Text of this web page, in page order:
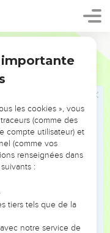
était en fête. En
l’univers.
moqueurs pour
l’écart, parce que tu
? Ma blessure ne peut
un ruisseau tantôt
ne peut pas compter.
Si tu reviens vers moi,
prêt à dire des paroles
de Juda de
vers eux.
un mur de
les cookies », vous
(comme des
compte utilisateur) et
(comme vos
renseignées dans
:
tiers tels que de la
notre service de